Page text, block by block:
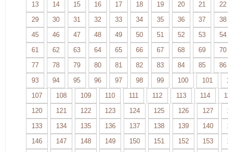
13
14 15 16 17 18 19 20 21
22
29
30 31 32 33 34 35 36 37
38
45
46 47 48 49 50 51 52 53
54
61
62 63 64 65 66 67 68 69
70
77
78 79 80 81 82 83 84 85
86
93
94 95 96 97 98 99 100 101
107
108 109 110 111 112 113 114
120
121 122 123 124 125 126 127
133
134 135 136 137 138 139 140
146
147 148 149 150 151 152 153